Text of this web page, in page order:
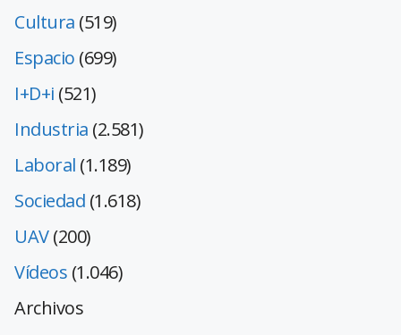
Cultura (519)
Espacio (699)
I+D+i (521)
Industria (2.581)
Laboral (1.189)
Sociedad (1.618)
UAV(200)
Vídeos (1.046)
Archivos